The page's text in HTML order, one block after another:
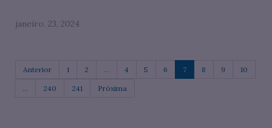
janeiro. 23, 2024
Anterior 1 2 ... 4 5 6 7 8 9 10
... 240 241 Próxima